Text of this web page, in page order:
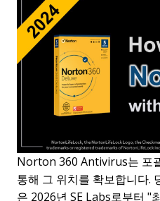
Norton 360 Antivirus는 포
통해 그 위치를 확보합니다.
은 2026년 SE Labs로부터 "